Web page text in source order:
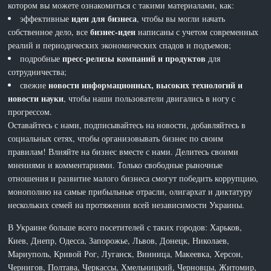
котором вы можете ознакомиться с такими материалами, как:
эффективныеидеи для бизнеса, чтобы вы могли начать
собственное дело, всебизнес-идеи написаны с учетом современных
реалий и периодических экономических спадов и подъемов;
подробныепресс-релизы компаний и продуктов для
сотрудничества;
свежиеновости информационных, высоких технологий и
новости науки, чтобы наши пользователи двигались в ногу с
прогрессом.
Оставайтесь с нами, подписывайтесь на новости, добавляйтесь в
социальных сетях, чтобы организовывать бизнес по своим
правилам! Влияйте на бизнес вместе с нами. Делитесь своими
мнениями и комментариями. Только свободные рыночные
отношения и развитие малого бизнеса смогут победить коррупцию,
монополию на самые прибыльные отрасли, олигархат и диктатуру
нескольких семей на протяжении всей независимости Украины.
В Украине больше всего посетителей с таких городов: Харьков,
Киев, Днепр, Одесса, Запорожье, Львов, Донецк, Николаев,
Мариуполь, Кривой Рог, Луганск, Винница, Макеевка, Херсон,
Чернигов, Полтава, Черкассы, Хмельницкий, Черновцы, Житомир,